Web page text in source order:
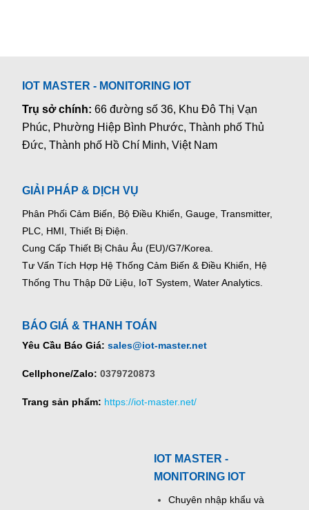
IOT MASTER - MONITORING IOT
Trụ sở chính:66 đường số 36, Khu Đô Thị Vạn
Phúc, Phường Hiệp Bình Phước, Thành phố Thủ
Đức, Thành phố Hồ Chí Minh, Việt Nam
GIẢI PHÁP & DỊCH VỤ
Phân Phối Cảm Biến, Bộ Điều Khiển, Gauge, Transmitter,
PLC, HMI, Thiết Bị Điện.
Cung Cấp Thiết Bị Châu Âu (EU)/G7/Korea.
Tư Vấn Tích Hợp Hệ Thống Cảm Biến & Điều Khiển, Hệ
Thống Thu Thập Dữ Liệu, IoT System, Water Analytics.
BÁO GIÁ & THANH TOÁN
Yêu Cầu Báo Giá: sales@iot-master.net
Cellphone/Zalo: 0379720873
Trang sản phẩm: https://iot-master.net/
IOT MASTER -
MONITORING IOT
Chuyên nhập khẩu và